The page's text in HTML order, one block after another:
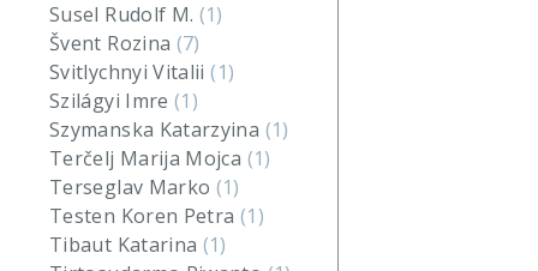
Susel Rudolf M. (1)
Švent Rozina (7)
Svitlychnyi Vitalii(1)
Szilágyi Imre(1)
Szymanska Katarzyina (1)
Terčelj Marija Mojca (1)
Terseglav Marko (1)
Testen Koren Petra (1)
Tibaut Katarina (1)